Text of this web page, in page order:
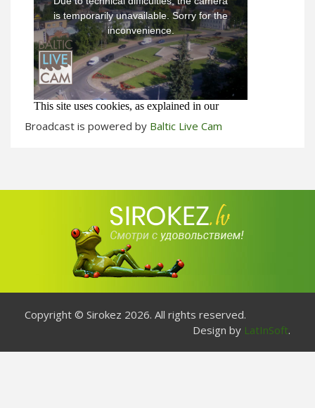
Broadcast is powered by Baltic Live Cam
Copyright © Sirokez 2026. All rights reserved.
Design by LatInSoft.